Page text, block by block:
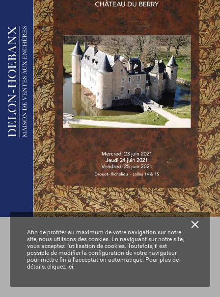
Afin de profiter au maximum de votre navigation sur notre
site, nous utilisons des cookies. En naviguant sur notre site,
vous acceptez l’utilisation de cookies. Toutefois, il est
possible de modifier la configuration de votre navigateur
pour mettre fin à l’acceptation automatique. Pour plus de
détails, cliquez ici.